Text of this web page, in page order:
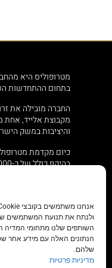
ולנתח את תנועת המשתמשים
השותפים שלנו מתחומי המדיה
הנתונים האלה עם מידע אחר
שלהם.
מדיניות פרטיות
מטרופוליס היא
בתחום ההתחדשות
החברה מובילה את
מקבוצת אלייד, אחת
והיציבות במשק